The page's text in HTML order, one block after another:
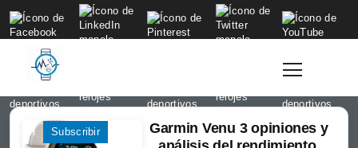
to
content
Login Subscribir
Garmin Venu 3 opiniones y